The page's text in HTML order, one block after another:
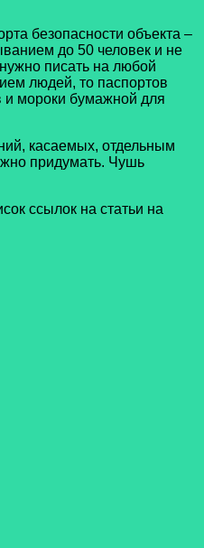
безопасности объекта –
до 50 человек и не
писать на любой
людей, то паспортов
мороки бумажной для
касаемых, отдельным
придумать. Чушь
ссылок на статьи на